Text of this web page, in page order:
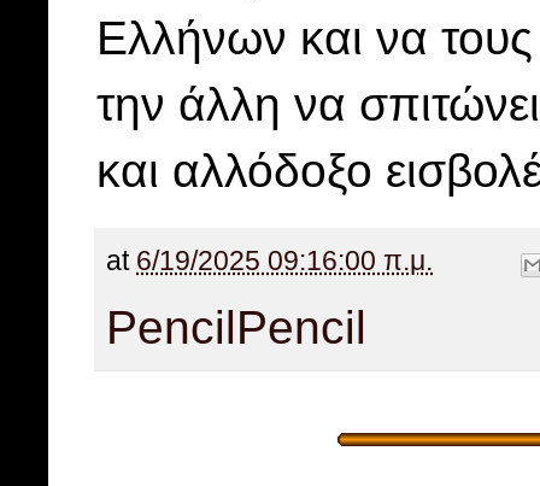
Ελλήνων και να
την άλλη να
και αλλόδοξο
at 6/19/2025 09:16:00 π.μ.
PencilPencil